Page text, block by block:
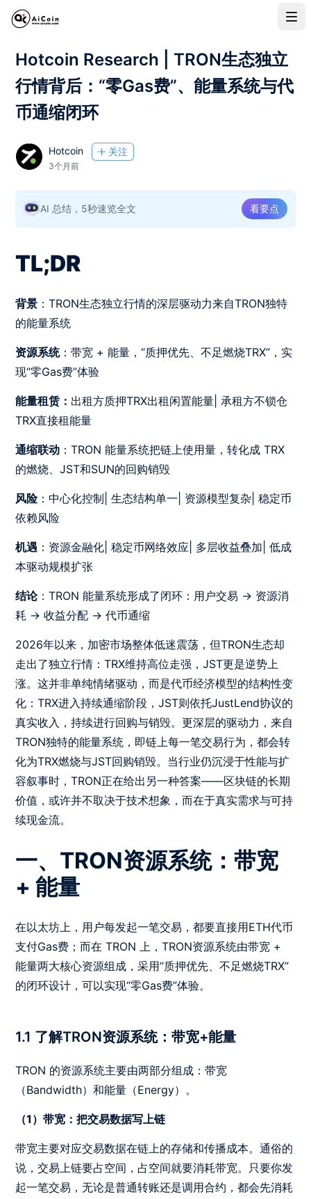
Hotcoin Research | TRON生态独立
行情背后：“零Gas费”、能量系统与代
币通缩闭环
Hotcoin 关注
3个月前
AI 总结，5秒速览全文 看要点
TL;DR
背景 ：TRON生态独立行情的深层驱动力来自TRON独特
的能量系统
资源系统：带宽 + 能量，“质押优先、不足燃烧TRX”，实
现“零Gas费”体验
能量租赁： 出租方质押TRX出租闲置能量| 承租方不锁仓
TRX直接租能量
通缩联动 ：TRON 能量系统把链上使用量，转化成 TRX
的燃烧、JST和SUN的回购销毁
风险：中心化控制| 生态结构单一| 资源模型复杂| 稳定币
依赖风险
机遇 ：资源金融化| 稳定币网络效应| 多层收益叠加| 低成
本驱动规模扩张
结论：TRON 能量系统形成了闭环：用户交易 → 资源消
耗 → 收益分配 → 代币通缩
2026年以来，加密市场整体低迷震荡，但TRON生态却
走出了独立行情：TRX维持高位走强，JST更是逆势上
涨。这并非单纯情绪驱动，而是代币经济模型的结构性变
化：TRX进入持续通缩阶段，JST则依托JustLend协议的
真实收入，持续进行回购与销毁。更深层的驱动力，来自
TRON独特的能量系统，即链上每一笔交易行为，都会转
化为TRX燃烧与JST回购销毁。当行业仍沉浸于性能与扩
容叙事时，TRON正在给出另一种答案——区块链的长期
价值，或许并不取决于技术想象，而在于真实需求与可持
续现金流。
一、TRON资源系统：带宽
+ 能量
在以太坊上，用户每发起一笔交易，都要直接用ETH代币
支付Gas费；而在 TRON 上，TRON资源系统由带宽 +
能量两大核心资源组成，采用“质押优先、不足燃烧TRX”
的闭环设计，可以实现“零Gas费”体验。
1.1 了解TRON资源系统：带宽+能量
TRON 的资源系统主要由两部分组成：带宽
（Bandwidth）和能量（Energy）。
（1）带宽：把交易数据写上链
带宽主要对应交易数据在链上的存储和传播成本。通俗的
说，交易上链要占空间，占空间就要消耗带宽。只要你发
起一笔交易，无论是普通转账还是调用合约，都会先消耗